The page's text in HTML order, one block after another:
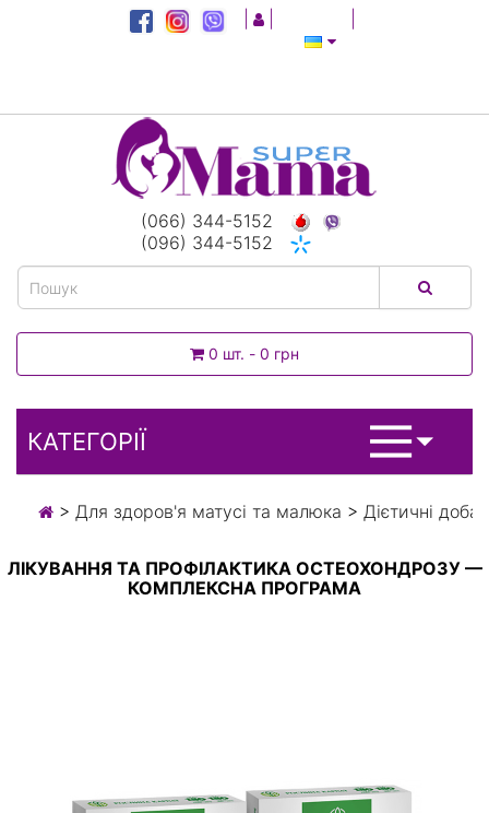
(066) 344-5152
(096) 344-5152
0 шт. - 0 грн
КАТЕГОРІЇ
> Для здоров'я матусі та малюка > Дієтичні
ЛІКУВАННЯ ТА ПРОФІЛАКТИКА ОСТЕОХОНДРОЗУ —
КОМПЛЕКСНА ПРОГРАМА